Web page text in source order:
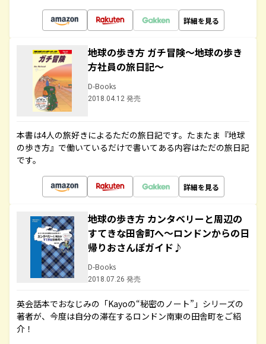
詳細を見る
地球の歩き方 ガチ冒険～地球の歩き
方社員の旅日記～
D-Books
2018.04.12 発売
本書は4人の旅好きによるただの旅日記です。たまたま『地球
の歩き方』で働いているだけで書いてある内容はただの旅日記
です。
詳細を見る
地球の歩き方 カンタベリーと周辺の
すてきな田舎町へ～ロンドンからの日
帰りおさんぽガイド♪
D-Books
2018.07.26 発売
英会話本でおなじみの「Kayoの“秘密のノート”」シリーズの
著者が、今度は自分の滞在するロンドン南東の田舎町をご紹
介！